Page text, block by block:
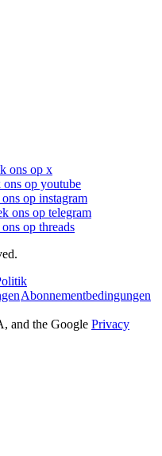
ons op x
ons op youtube
op instagram
ons op telegram
op threads
Abonnementbedingungen
and the Google Privacy